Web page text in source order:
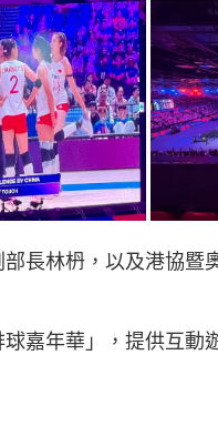
長林枬，以及港協暨
嘉年華」，提供互動